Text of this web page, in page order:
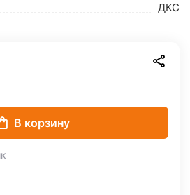
ДКС
В корзину